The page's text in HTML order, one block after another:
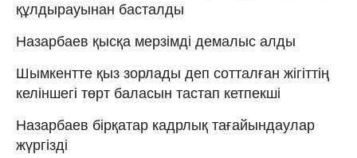
құлдырауынан басталды
Назарбаев қысқа мерзімді демалыс алды
Шымкентте қыз зорлады деп сотталған жігіттің
келіншегі төрт баласын тастап кетпекші
Назарбаев бірқатар кадрлық тағайындаулар
жүргізді